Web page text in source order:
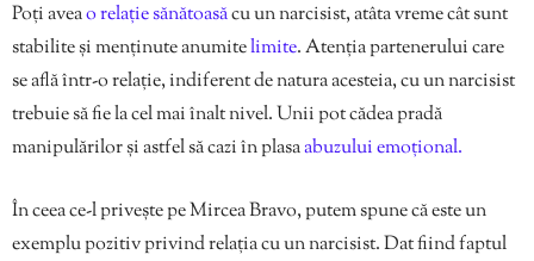
Poți aveao relație sănătoasăcu un narcisist, atâta vreme cât sunt
stabilite și menținute anumitelimite. Atenția partenerului care
se află într-o relație, indiferent de natura acesteia, cu un narcisist
trebuie să fie la cel mai înalt nivel. Unii pot cădea pradă
manipulărilor și astfel să cazi în plasaabuzului emoțional.
În ceea ce-l privește pe Mircea Bravo, putem spune că este un
exemplu pozitiv privind relația cu un narcisist. Dat fiind faptul